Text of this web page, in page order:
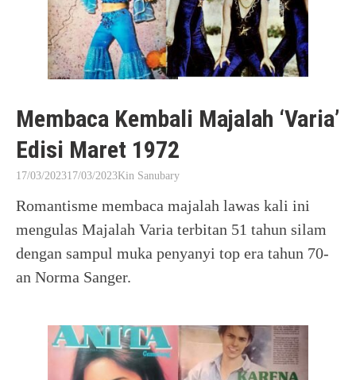
Membaca Kembali Majalah ‘Varia’
Edisi Maret 1972
17/03/202317/03/2023Kin Sanubary
Romantisme membaca majalah lawas kali ini
mengulas Majalah Varia terbitan 51 tahun silam
dengan sampul muka penyanyi top era tahun 70-
an Norma Sanger.